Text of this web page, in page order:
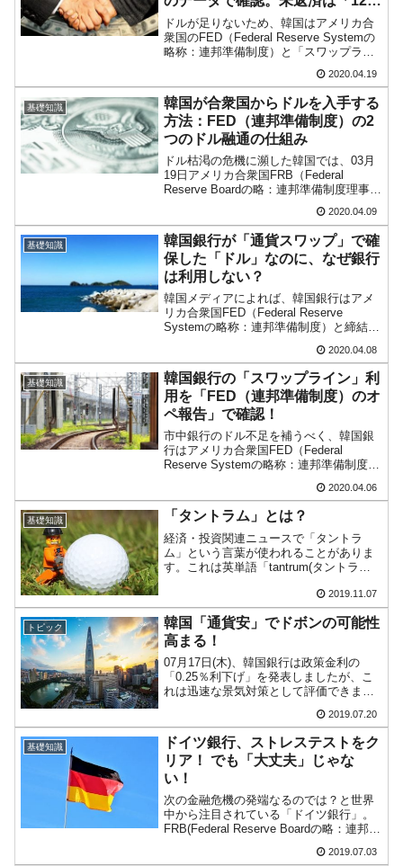
『Money1』
韓国型イージス搭載の次世代駆逐艦
「KDDX」1番艦、2032年竣工と公示
【対日本円】ウォン安が急進！ 日米の協調に
韓国がいっちょがみしたのでは。
『Money1』
韓国政府『BYD』車への補助金を全廃 ⇒ 実
は韓国で『BYD』車は売れている。6カ月で対前年同期比1.9
倍！
空港に詰めかけ「出て行け！」「極右勢力」のプラカードを
掲げる「在韓反米勢力」
『Money1』
韓国政府「2035年までに18.4GW規模のAIデ
ータセンター整備」⇒ だから無理だってば。
億ドル」
ドルが足りないため、韓国はアメリカ合
衆国のFED（Federal Reserve Systemの
略称：連邦準備制度）と「スワップライ
韓国では「通貨スワップ」時に「通貨ス
ワップ協定」と呼んでいます）を結
び、...
2020.04.19
基礎知識
韓国が合衆国からドルを入手する
方法：FED（連邦準備制度）の2
つのドル融通の仕組み
ドル枯渇の危機に瀕した韓国では、03月
19日アメリカ合衆国FRB（Federal
Reserve Boardの略：連邦準備制度理事
を一時的に拡張する」という発表に「慈
雨」「合衆国と通貨スワップ締結！」と
い...
2020.04.09
基礎知識
韓国銀行が「通貨スワップ」で確
保した「ドル」なのに、なぜ銀行
は利用しない？
韓国メディアによれば、韓国銀行はアメ
リカ合衆国FED（Federal Reserve
Systemの略称：連邦準備制度）と締結し
て、「ドル」を供給する第2次オークショ
ンを実施。落札された「44億1,500万...
2020.04.08
基礎知識
韓国銀行の「スワップライン」利
用を「FED（連邦準備制度）のオ
ペ報告」で確認！
市中銀行のドル不足を補うべく、韓国銀
行はアメリカ合衆国FED（Federal
Reserve Systemの略称：連邦準備制度）
利用して上限120億ドルの競争入札を実
施。「87億2,000万ドル」が落札さ...
2020.04.06
基礎知識 「タントラム」とは？
経済・投資関連ニュースで「タントラ
ム」という言葉が使われることがありま
す。これは英単語「tantrum(タントラ
という意味です。「むかっ腹」、子供が
こねる「駄々(だだ)」も「tantrum」と表
現しま...
2019.11.07
トピック
韓国「通貨安」でドボンの可能性
高まる！
07月17日(木)、韓国銀行は政策金利の
「0.25％利下げ」を発表しましたが、こ
れは迅速な景気対策として評価できま
割には、1997年のアジア通貨危機、2008
年のリーマン・ショックを経験している
ので危機時...
2019.07.20
基礎知識
ドイツ銀行、ストレステストをク
リア！ でも「大丈夫」じゃな
い！
次の金融危機の発端なるのでは？と世界
中から注目されている「ドイツ銀行」。
FRB(Federal Reserve Boardの略：連邦準
レステストのCCAR(Comprehensive2019.07.03